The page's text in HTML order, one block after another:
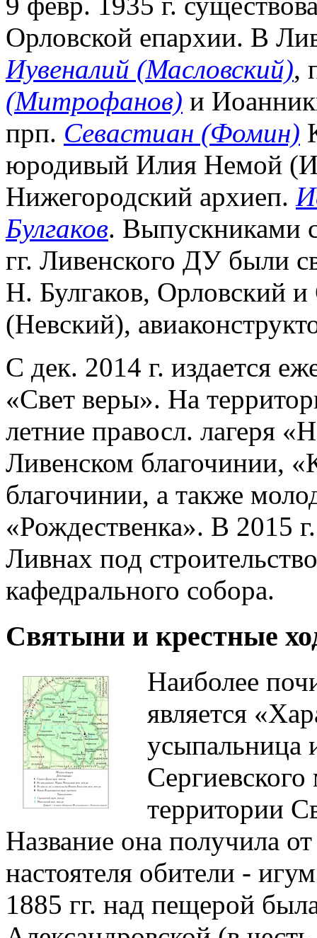
Орловской епархии. В
Иувеналий (Масловский),
(Митрофанов) и
прп. Севастиан (Фомин)
юродивый Илия Немой
Нижегородский архиеп.
Булгаков. Выпускниками
гг. Ливенского ДУ были
Н. Булгаков, Орловский
(Невский),
С дек. 2014 г. издается
«Свет веры». На
летние правосл. лагеря
Ливенском благочинии,
благочинии, а также
«Рождественка». В 2015
Ливнах под
кафедрального собора.
Святыни и крестные
Наиболее
является
усыпальница
территории
Название она получила
настоятеля обители -
1885 гг. над пещерой